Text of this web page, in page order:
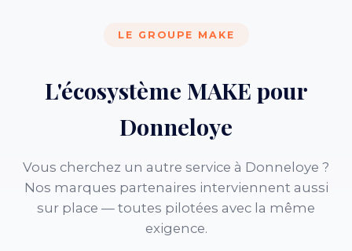
LE GROUPE MAKE
L'écosystème MAKE pour
Donneloye
Vous cherchez un autre service à Donneloye ?
Nos marques partenaires interviennent aussi
sur place — toutes pilotées avec la même
exigence.